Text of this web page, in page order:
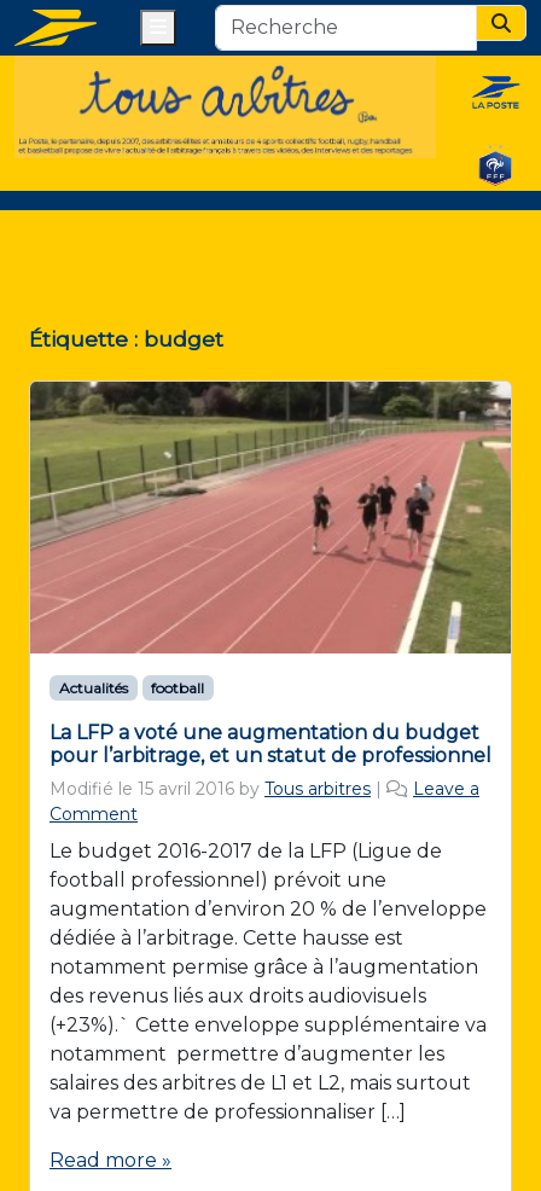
Étiquette : budget
Actualités football
La LFP a voté une augmentation du budget
pour l’arbitrage, et un statut de professionnel
Modifié le 15 avril 2016 by Tous arbitres |
Leave a
Comment
Le budget 2016-2017 de la LFP (Ligue de
football professionnel) prévoit une
augmentation d’environ 20 % de l’enveloppe
dédiée à l’arbitrage. Cette hausse est
notamment permise grâce à l’augmentation
des revenus liés aux droits audiovisuels
(+23%).` Cette enveloppe supplémentaire va
notamment permettre d’augmenter les
salaires des arbitres de L1 et L2, mais surtout
va permettre de professionnaliser […]
Read more »